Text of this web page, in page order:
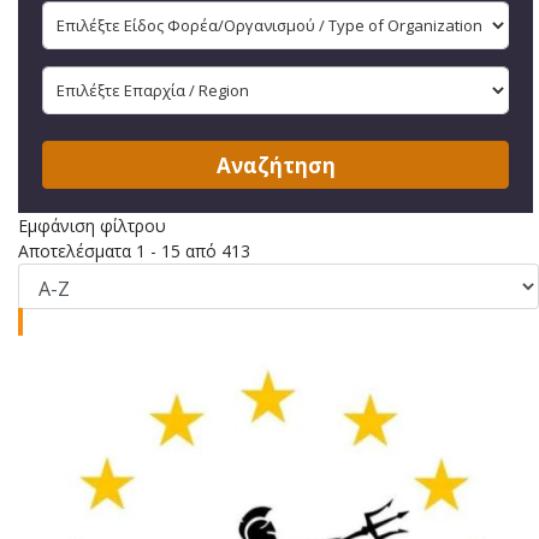
Αναζήτηση
Εμφάνιση φίλτρου
Αποτελέσματα 1 - 15 από 413